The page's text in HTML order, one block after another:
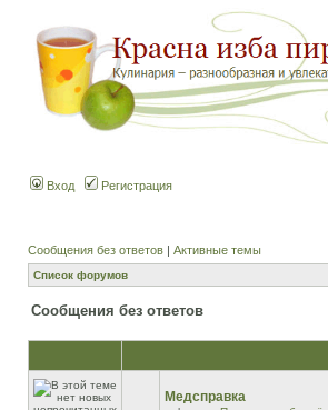
Вход Регистрация
Сообщения без ответов | Активные темы
Список форумов
Сообщения без ответов
Медсправка